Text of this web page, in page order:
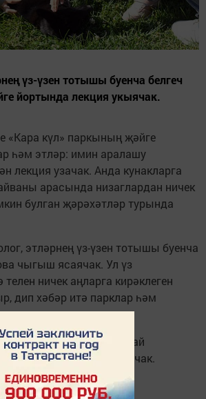
үз-үзен тотышы буенча белгеч
йортында лекция укыячак.
«Кара күл» паркының җәйге
һәм этләр: имин аралашу
лекция узачак. Анда кунакларга
арасында низаглардан ничек
булган җәрәхәтләр турында
этләрнең үз-үзен тотышы буенча
чыгыш ясаячак. Ул үз
ничек аңларга кирәклеген
дип хәбәр итә парклар һәм
Керү ирекле. Шулай
трансляция оештырылачак.
«Казан – ташландык